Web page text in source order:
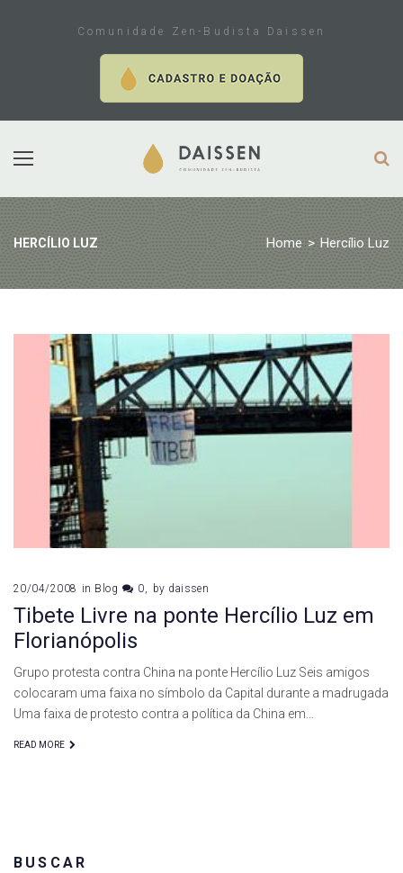
Comunidade Zen-Budista Daissen
HERCÍLIO LUZ Home > Hercílio Luz
Tag:
Hercílio
Luz
20/04/2008 in Blog 0 by daissen
Tibete Livre na ponte Hercílio Luz em
Florianópolis
Grupo protesta contra China na ponte Hercílio Luz Seis amigos
colocaram uma faixa no símbolo da Capital durante a madrugada
Uma faixa de protesto contra a política da China em…
READ MORE
BUSCAR